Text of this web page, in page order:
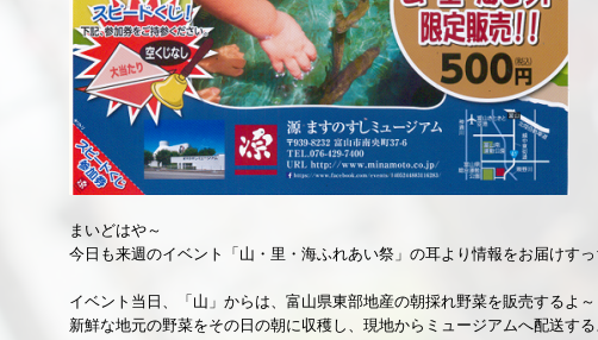
まいどはや～
今日も来週のイベント「山・里・海ふれあい祭」の耳より情報をお届けす
イベント当日、「山」からは、富山県東部地産の朝採れ野菜を販売するよ～
新鮮な地元の野菜をその日の朝に収穫し、現地からミュージアムへ配送す